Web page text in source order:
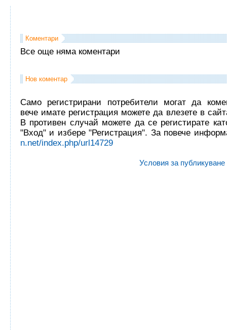
Коментари
Все още няма коментари
Нов коментар
Само регистрирани потребители могат да
вече имате регистрация можете да влезете в
В противен случай можете да се регистирате
"Вход" и избере "Регистрация". За повече
n.net/index.php/url14729
Условия за